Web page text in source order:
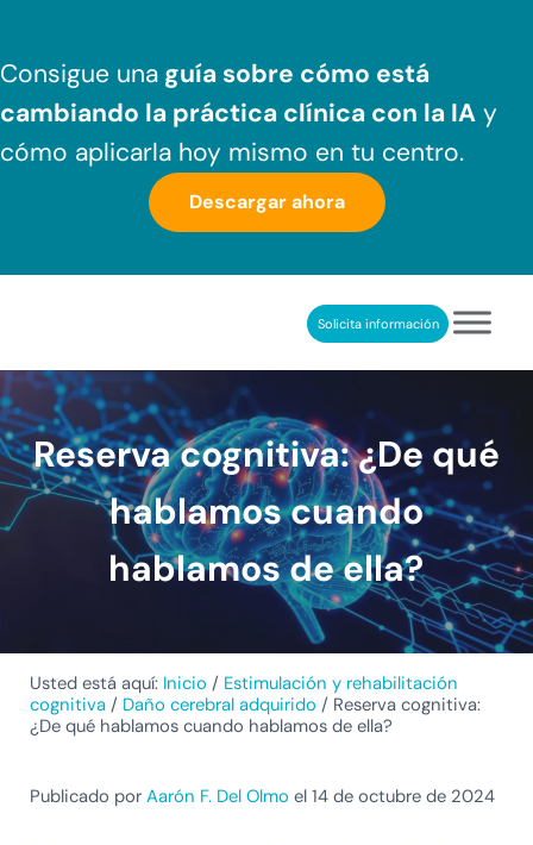
Consigue una guía sobre cómo está
cambiando la práctica clínica con la IA y
cómo aplicarla hoy mismo en tu centro.
Descargar ahora
REHABILITACIÓN COGNITIVA PROFESIONALSolicita información
Reserva cognitiva: ¿De qué
hablamos cuando
hablamos de ella?
Usted está aquí: Inicio / Estimulación y rehabilitación
cognitiva / Daño cerebral adquirido / Reserva cognitiva:
¿De qué hablamos cuando hablamos de ella?
Publicado por Aarón F. Del Olmo el 14 de octubre de 2024